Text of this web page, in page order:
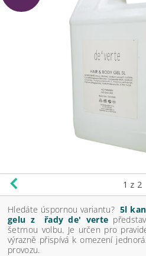
1 z 2
Hledáte úspornou variantu?5l
gelu z řady de' verte
šetrnou volbu. Je určen pro
výrazně přispívá k omezení
provozu.